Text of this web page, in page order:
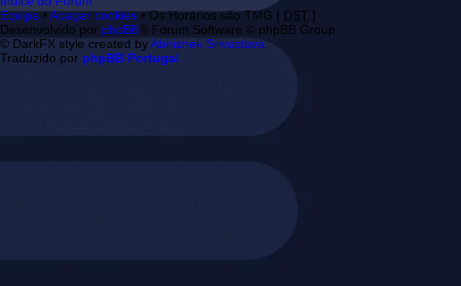
Equipa•Apagar cookies• Os Horários são TMG [ DST ]
Desenvolvido por phpBB® Forum Software © phpBB Group
© DarkFX style created byAbhishek Srivastava
Traduzido por phpBB Portugal